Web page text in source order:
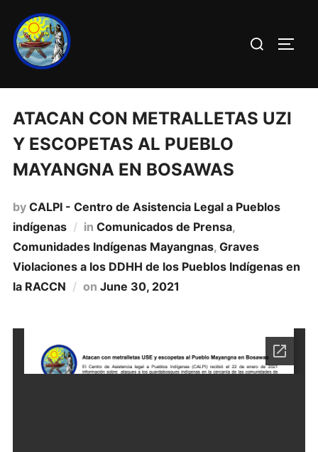
ATACAN CON METRALLETAS UZI
Y ESCOPETAS AL PUEBLO
MAYANGNA EN BOSAWAS
by CALPI - Centro de Asistencia Legal a Pueblos
indígenas
in Comunicados de Prensa,
Comunidades Indí­genas Mayangnas, Graves
Violaciones a los DDHH de los Pueblos Indí­genas en
la RACCN
on June 30, 2021